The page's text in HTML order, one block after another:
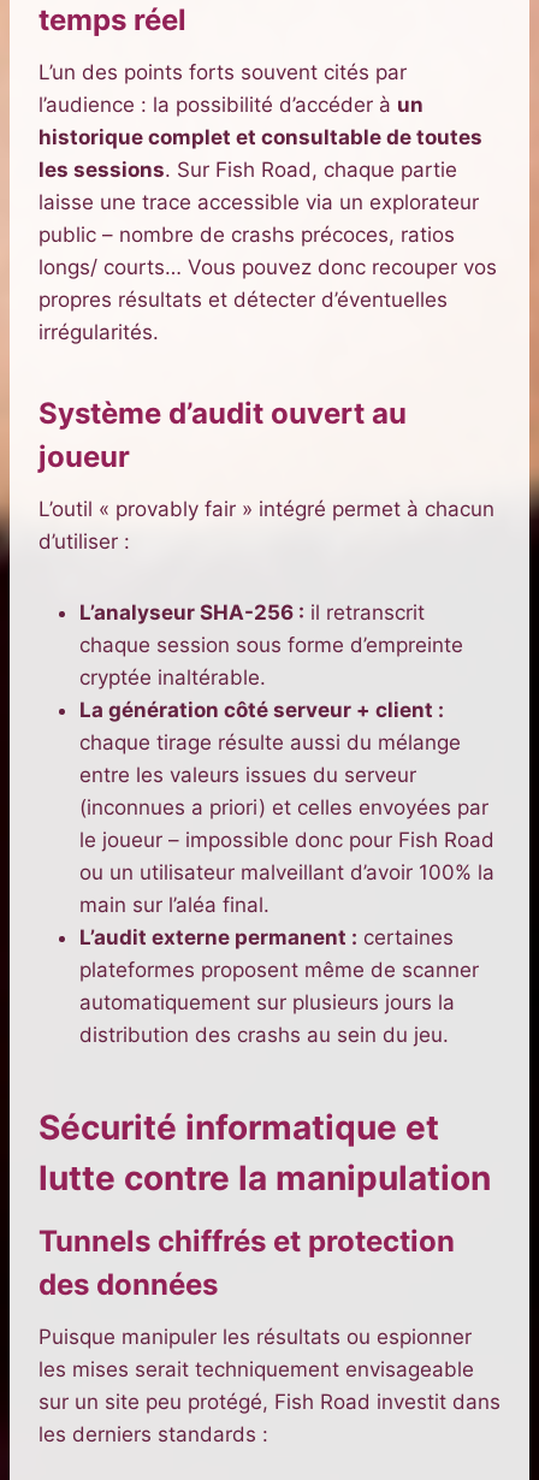
temps réel
L’un des points forts souvent cités par
l’audience : la possibilité d’accéder à un
historique complet et consultable de toutes
les sessions. Sur Fish Road, chaque partie
laisse une trace accessible via un explorateur
public – nombre de crashs précoces, ratios
longs/ courts… Vous pouvez donc recouper vos
propres résultats et détecter d’éventuelles
irrégularités.
Système d’audit ouvert au
joueur
L’outil « provably fair » intégré permet à chacun
d’utiliser :
L’analyseur SHA-256 : il retranscrit
chaque session sous forme d’empreinte
cryptée inaltérable.
La génération côté serveur + client :
chaque tirage résulte aussi du mélange
entre les valeurs issues du serveur
(inconnues a priori) et celles envoyées par
le joueur – impossible donc pour Fish Road
ou un utilisateur malveillant d’avoir 100% la
main sur l’aléa final.
L’audit externe permanent : certaines
plateformes proposent même de scanner
automatiquement sur plusieurs jours la
distribution des crashs au sein du jeu.
Sécurité informatique et
lutte contre la manipulation
Tunnels chiffrés et protection
des données
Puisque manipuler les résultats ou espionner
les mises serait techniquement envisageable
sur un site peu protégé, Fish Road investit dans
les derniers standards :